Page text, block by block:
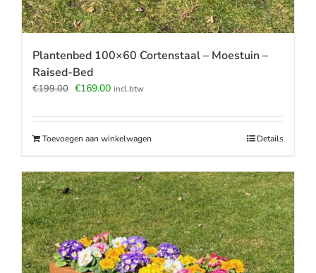
Plantenbed 100×60 Cortenstaal – Moestuin –
Raised-Bed
€199.00 Oorspronkelijke
€169.00Huidige
incl.btw
Toevoegen aan winkelwagen Details